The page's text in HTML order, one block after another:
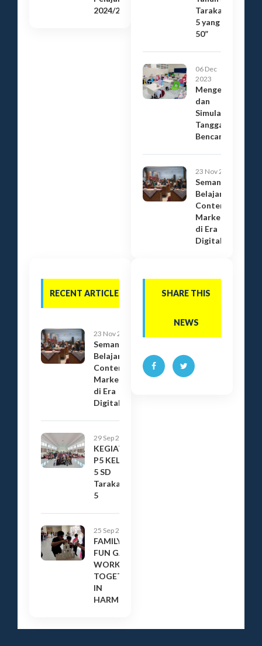
2024/2025
Tarakanita
5 yang Ke-
50”
06 Dec
2023
Mengenal
dan
Simulasi
Tanggap
Bencana
23 Nov 2023
Semangat
Belajar
Content
Marketing
di Era
Digital
RECENT ARTICLE
23 Nov 2023
Semangat
Belajar
Content
Marketing
di Era
Digital
29 Sep 2023
KEGIATAN
P5 KELAS
5 SD
Tarakanita
5
25 Sep 2023
FAMILY
FUN GAME:
WORK
TOGETHER
IN
HARMONY
SHARE THIS
NEWS